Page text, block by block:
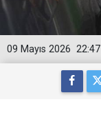
22:47
09 Mayıs 2026